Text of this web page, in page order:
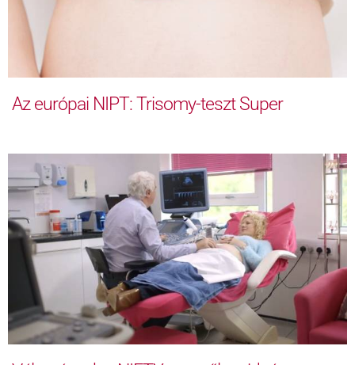
Az európai NIPT: Trisomy-teszt Super